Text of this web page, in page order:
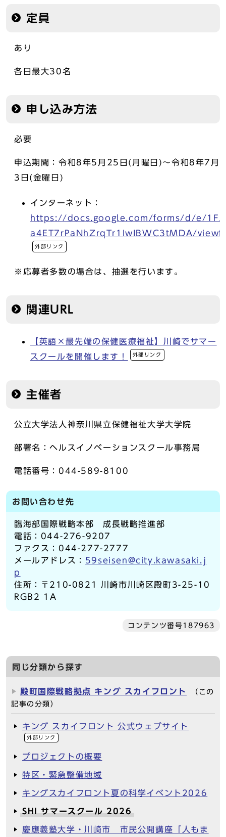
定員
あり
各日最大30名
申し込み方法
必要
申込期間：令和8年5月25日(月曜日)～令和8年7月
3日(金曜日)
インターネット：
https://docs.google.com/forms/d/e/
a4ET7rPaNhZrqTr1IwIBWC3tMDA/
外部リンク
※応募者多数の場合は、抽選を行います。
関連URL
【英語×最先端の保健医療福祉】川崎でサマー
スクールを開催します！
外部リンク
主催者
公立大学法人神奈川県立保健福祉大学大学院
部署名：ヘルスイノベーションスクール事務局
電話番号：044-589-8100
お問い合わせ先
臨海部国際戦略本部 成長戦略推進部
電話：044-276-9207
ファクス：044-277-2777
メールアドレス： 59seisen@city.kawasaki.j
p
住所：〒210-0821 川崎市川崎区殿町3-25-10
RGB2 1A
コンテンツ番号187963
同じ分類から探す
殿町国際戦略拠点 キング スカイフロント
（この
記事の分類）
キング スカイフロント 公式ウェブサイト
外部リンク
プロジェクトの概要
特区・緊急整備地域
キングスカイフロント夏の科学イベント2026
SHI サマースクール 2026
慶應義塾大学・川崎市 市民公開講座「人もま